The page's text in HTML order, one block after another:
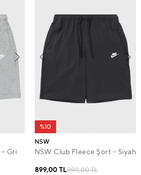
Gri
%10
NSW
NSW Club Fleece Şort – Siyah
999,00 TL
899,00 TL